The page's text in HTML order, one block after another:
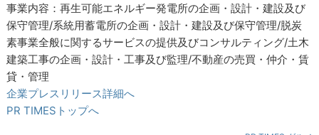
事業内容：再生可能エネルギー発電所の企画・設計・建設及び
保守管理/系統用蓄電所の企画・設計・建設及び保守管理/脱炭
素事業全般に関するサービスの提供及びコンサルティング/土木
建築工事の企画・設計・工事及び監理/不動産の売買・仲介・賃
貸・管理
企業プレスリリース詳細へ
PR TIMESトップへ